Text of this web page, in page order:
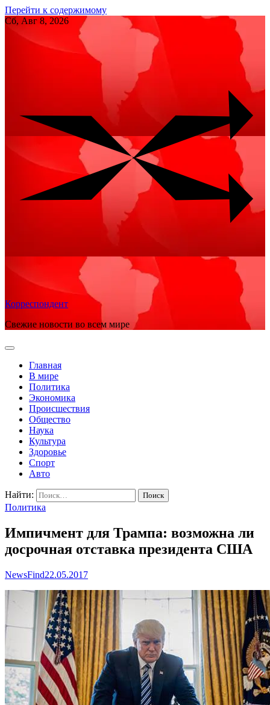
Перейти к содержимому
Сб, Авг 8, 2026
Корреспондент
Свежие новости во всем мире
Главная
В мире
Политика
Экономика
Происшествия
Общество
Наука
Культура
Здоровье
Спорт
Авто
Найти:
Политика
Импичмент для Трампа: возможна ли
досрочная отставка президента США
NewsFind22.05.2017